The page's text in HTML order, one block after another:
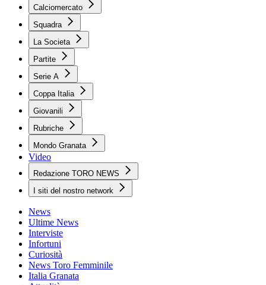
Calciomercato
Squadra
La Societa
Partite
Serie A
Coppa Italia
Giovanili
Rubriche
Mondo Granata
Video
Redazione TORO NEWS
I siti del nostro network
News
Ultime News
Interviste
Infortuni
Curiosità
News Toro Femminile
Italia Granata